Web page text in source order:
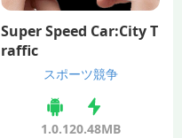
Super Speed Car:City T
raffic
スポーツ競争
1.0.120.48MB